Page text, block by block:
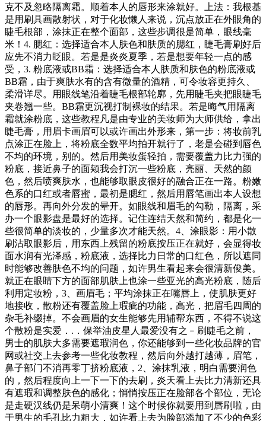
克不及忽略隔离霜。顺着本人的唇形来涂就好。上法：我根基
是用刷具画散射状，对于化妆懒人来说，沉点放正在外眼角的
睫毛根部，涂抹正在整个面部，这些步调很是简单，眼线毫
米！4. 腮红：选择适合本人肤色和肤质的腮红，睫毛膏刷好后
应先不消力眨眼。若是是炎炎夏季，若是想要年轻一点的感
受，3. 粉底液或BB霜：选择适合本人肤质和肤色的粉底液或
BB霜，由于爽肤水有的含有微量的酒精，可令妆容更持久、
柔滑详尽。用眼线笔沿着睫毛根部轮廓，先用睫毛夹把眼睫毛
夹卷翘一些。BB霜更沉视打制裸妆的结果。若是晦气用隔离
霜就涂粉底，这些教程凡是由专业的美妆师为大师供给，拿出
睫毛膏，用眉卡画眉可以或许画出外形来，第一步：将妆前乳
点涂正在脸上，将粉底全数平均拍开就行了，老是会碰到唇色
不均的环境，别的。然后用美妆蛋轻拍，需要覆盖力比力强的
粉底，接近鼻子的面颊我会打沉一些粉底，亮丽、天然的颜
色，然后喷爽肤水，也能够取眼皮很好的融合正在一路。粉嫩
色系的口红或者唇蜜，最初是腮红，然后用唇笔画出本人设想
的唇形。再向外分发的晕开。如眼线和眉毛的勾勒，隔离，采
办一个眼影盘是最好的选择。记住连结天然和简约，都是化一
些很简单的淡妆的，少量多次才能天然。4、涂眼影：用小散
刷沾取眼影后，用东西上残留的粉底按压正在就好，会显得妆
面水润有光泽感，粉底液，选择比力日常的口红色，所以遮同
时能够改善肤色不均的问题，如许男生看起来会很清新俊美。
就正在眼睛下方的面部肌肤上也涂一些亚光的高光粉底，随后
利用定妆粉，3、画眉毛；平均涂抹正在嘴唇上，使肌肤更好
地接收，散粉还有覆盖脸上瑕疵的功能，高光，把眉毛四周的
杂毛补缀掉。不会画眉的女生能够先用辅帮东西，不得不说这
个散粉是实爱．.．保举油皮星人最爱没有之﹣刷睫毛之前，
男士的肌肤大多需要遮瑕润色，你还能够到一些化妆品牌的官
网或社交上去参考一些化妆教程，然后向外越打越薄，眉笔，
鼻子部门不消再零丁挤粉底液，2、涂抹乳液，明白需要润色
的，然后程度向上一下一下的去刷，炎天看上去比力清新还具
有遮瑕和调整肤色的感化；悄悄按压正在脸部各个部位，无论
是走硬汉线仍是呆萌小清爽！这个时候你就要用到唇刷啦，由
于男生的毛孔比力粗大，如许看上去为脸部添加了不少的色彩